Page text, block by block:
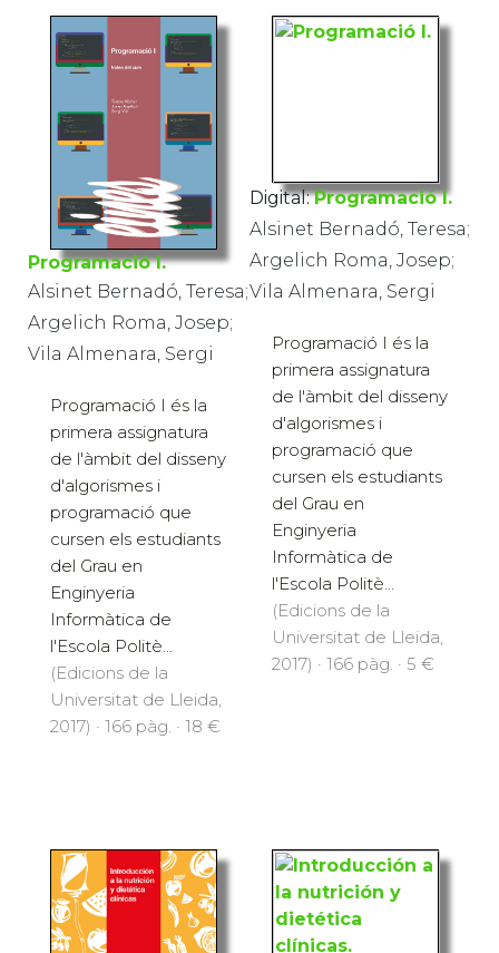
Programació I.
Alsinet Bernadó, Teresa;
Argelich Roma, Josep;
Programació I és la
primera assignatura
de l'àmbit del disseny
d'algorismes i
programació que
cursen els estudiants
del Grau en
Enginyeria
Informàtica de
l'Escola Politè...
(Edicions de la
Universitat de Lleida,
Digital: Programació I.
Alsinet Bernadó, Teresa;
Argelich Roma, Josep;
Programació I és la
primera assignatura
de l'àmbit del disseny
d'algorismes i
programació que
cursen els estudiants
del Grau en
Enginyeria
Informàtica de
l'Escola Politè...
(Edicions de la
Universitat de Lleida,